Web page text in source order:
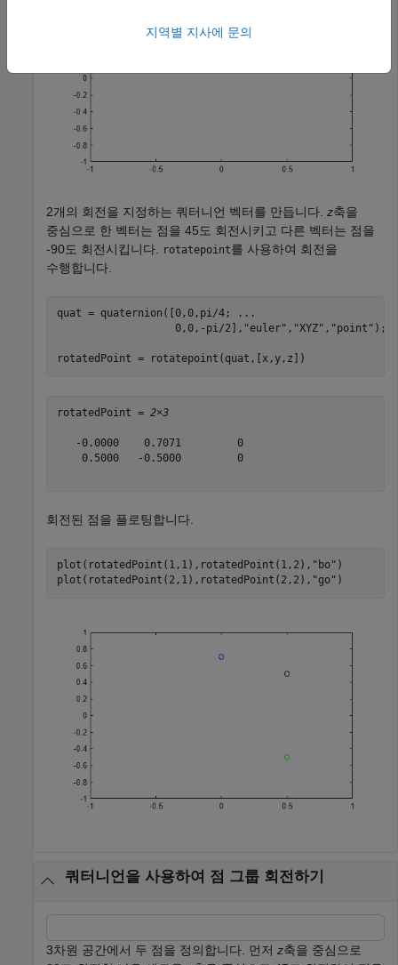
2개의 회전을 지정하는 쿼터니언 벡터를 만듭니다. z축을
중심으로 한 벡터는 점을 45도 회전시키고 다른 벡터는 점을
-90도 회전시킵니다.
rotatepoint를 사용하여 회전을
수행합니다.
quat = quaternion([0,0,pi/4;
...
                   0,0,-pi/2],
"euler" , "XYZ" , "point" );
rotatedPoint = rotatepoint(quat,[x,y,z])
rotatedPoint = 2×3
   -0.0000    0.7071         0
    0.5000   -0.5000         0
회전된 점을 플로팅합니다.
plot(rotatedPoint(1,1),rotatedPoint(1,2), "bo" )
plot(rotatedPoint(2,1),rotatedPoint(2,2), "go" )
쿼터니언을 사용하여 점 그룹 회전하기
3차원 공간에서 두 점을 정의합니다. 먼저 z축을 중심으로
지역별 지사에 문의